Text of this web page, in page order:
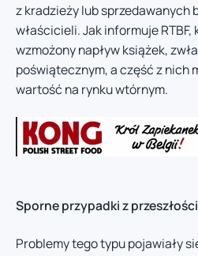
z kradzieży lub sprzedawanych
właścicieli. Jak informuje
wzmożony napływ książek,
poświątecznym, a część z nich
wartość na rynku wtórnym.
Sporne przypadki z przeszłości
Problemy tego typu pojawiały